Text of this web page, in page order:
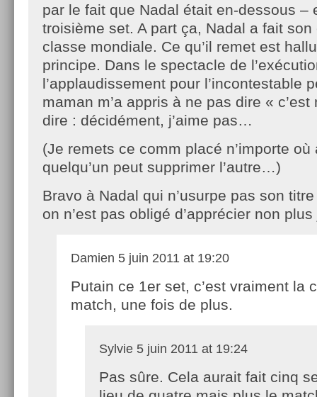
par le fait que Nadal était en-dessous –
troisième set. A part ça, Nadal a fait
classe mondiale. Ce qu’il remet est
principe. Dans le spectacle de
l’applaudissement pour l’incontestable
maman m’a appris à ne pas dire «
dire : décidément, j’aime pas…
(Je remets ce comm placé n’importe
quelqu’un peut supprimer l’autre…)
Bravo à Nadal qui n’usurpe pas son
on n’est pas obligé d’apprécier non
Damien 5 juin 2011 at 19:20
Putain ce 1er set, c’est vraiment la
match, une fois de plus.
Sylvie 5 juin 2011 at 19:24
Pas sûre. Cela aurait fait cinq